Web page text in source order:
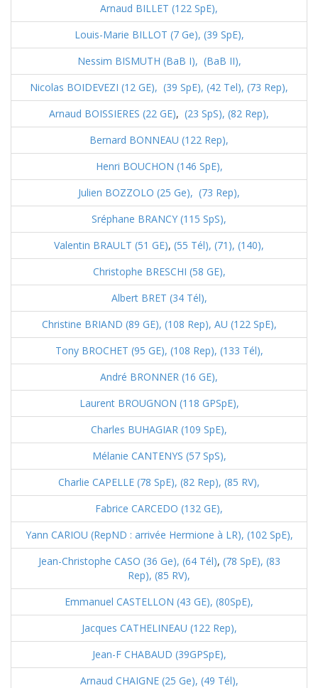
Arnaud BILLET (122 SpE),
Louis-Marie BILLOT (7 Ge), (39 SpE),
Nessim BISMUTH (BaB I), (BaB II),
Nicolas BOIDEVEZI (12 GE), (39 SpE), (42 Tel), (73 Rep),
Arnaud BOISSIERES (22 GE), (23 SpS), (82 Rep),
Bernard BONNEAU (122 Rep),
Henri BOUCHON (146 SpE),
Julien BOZZOLO (25 Ge), (73 Rep),
Sréphane BRANCY (115 SpS),
Valentin BRAULT (51 GE), (55 Tél), (71), (140),
Christophe BRESCHI (58 GE),
Albert BRET (34 Tél),
Christine BRIAND (89 GE), (108 Rep), AU (122 SpE),
Tony BROCHET (95 GE), (108 Rep), (133 Tél),
André BRONNER (16 GE),
Laurent BROUGNON (118 GPSpE),
Charles BUHAGIAR (109 SpE),
Mélanie CANTENYS (57 SpS),
Charlie CAPELLE (78 SpE), (82 Rep), (85 RV),
Fabrice CARCEDO (132 GE),
Yann CARIOU (RepND : arrivée Hermione à LR), (102 SpE),
Jean-Christophe CASO (36 Ge), (64 Tél), (78 SpE), (83
Rep), (85 RV),
Emmanuel CASTELLON (43 GE), (80SpE),
Jacques CATHELINEAU (122 Rep),
Jean-F CHABAUD (39GPSpE),
Arnaud CHAIGNE (25 Ge), (49 Tél),